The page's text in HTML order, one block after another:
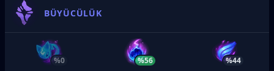
BÜYÜCÜLÜK
%0 %56 %44